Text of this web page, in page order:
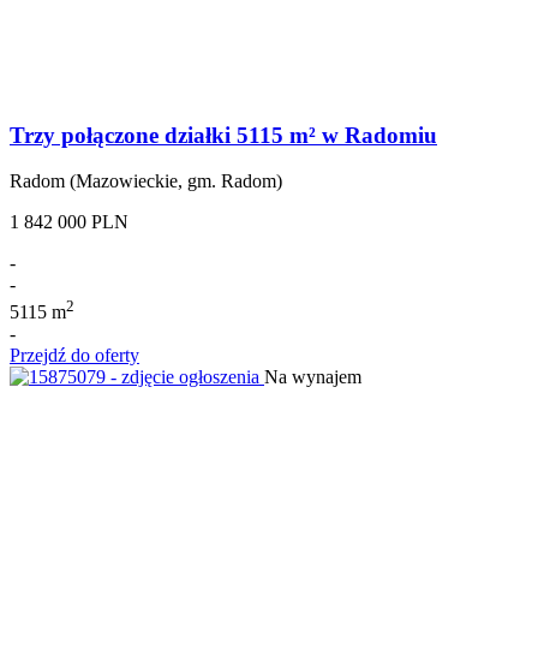
Trzy połączone działki 5115 m² w Radomiu
Radom (Mazowieckie, gm. Radom)
1 842 000 PLN
-
-
5115 m2
-
Przejdź do oferty
Na wynajem